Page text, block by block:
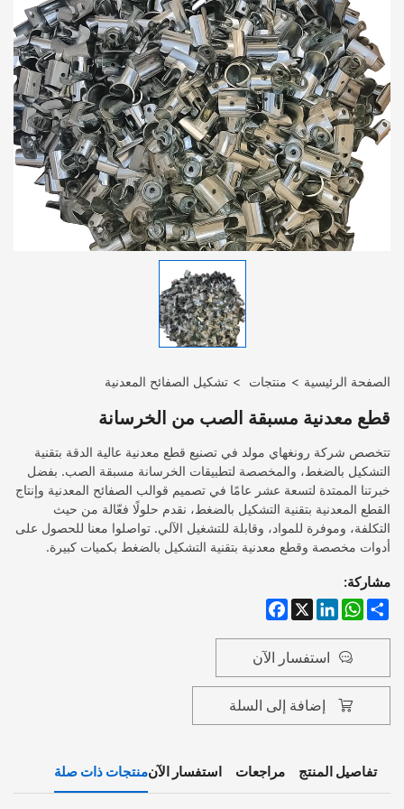
الصفحة الرئيسية منتجات تشكيل الصفائح المعدنية
قطع معدنية مسبقة الصب من الخرسانة
تتخصص شركة رونغهاي مولد في تصنيع قطع معدنية عالية الدقة بتقنية
التشكيل بالضغط، والمخصصة لتطبيقات الخرسانة مسبقة الصب. بفضل
خبرتنا الممتدة لتسعة عشر عامًا في تصميم قوالب الصفائح المعدنية وإنتاج
القطع المعدنية بتقنية التشكيل بالضغط، نقدم حلولًا فعّالة من حيث
التكلفة، وموفرة للمواد، وقابلة للتشغيل الآلي. تواصلوا معنا للحصول على
أدوات مخصصة وقطع معدنية بتقنية التشكيل بالضغط بكميات كبيرة.
مشاركة:
Facebook
X
LinkedIn
WhatsAppShare
استفسار الآن
إضافة إلى السلة
تفاصيل المنتج مراجعات استفسار الآنمنتجات ذات صلة